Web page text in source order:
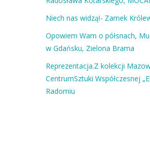
Niech nas widzą!- Zamek
Opowiem Wam o półsnach,
w Gdańsku, Zielona Brama
Reprezentacja.Z kolekcji
CentrumSztuki Współczesnej
Radomiu